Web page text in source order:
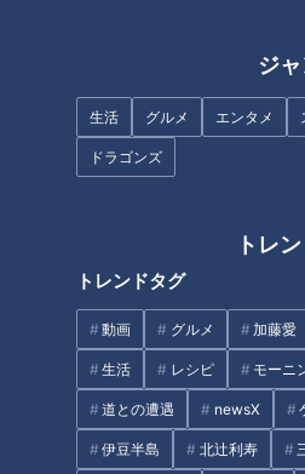
ジ
生活 グルメ エンタメ
ドラゴンズ
トレ
トレンドタグ
動画 グルメ 加藤愛
生活 レシピ モーニ
道との遭遇 newsX
伊豆半島 北辻利寿
「
「美人女優に似てる」と言われ
たら？井戸端会議の仰天対処法
連